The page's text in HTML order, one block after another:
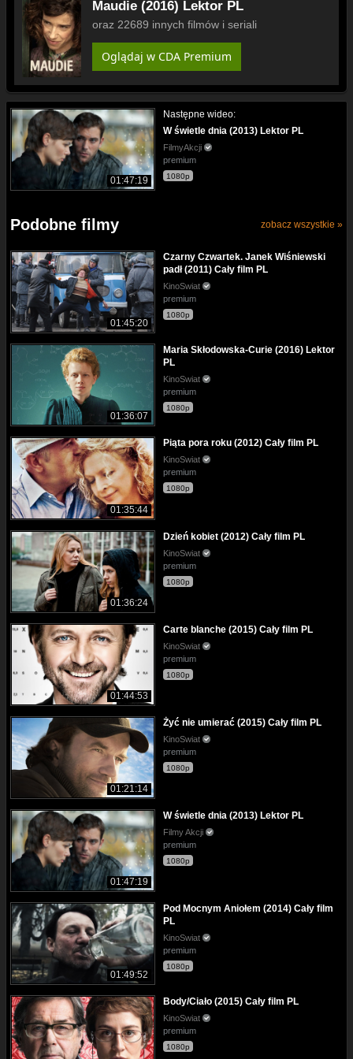
Maudie (2016) Lektor PL
oraz 22689 innych filmów i seriali
Oglądaj w CDA Premium
01:47:19
Następne wideo:
W świetle dnia (2013) Lektor PL
FilmyAkcji
premium
1080p
Podobne filmy zobacz wszystkie »
01:45:20
Czarny Czwartek. Janek Wiśniewski
padł (2011) Cały film PL
KinoSwiat
premium
1080p
01:36:07
Maria Skłodowska-Curie (2016) Lektor
PL
KinoSwiat
premium
1080p
01:35:44
Piąta pora roku (2012) Cały film PL
KinoSwiat
premium
1080p
01:36:24
Dzień kobiet (2012) Cały film PL
KinoSwiat
premium
1080p
01:44:53
Carte blanche (2015) Cały film PL
KinoSwiat
premium
1080p
01:21:14
Żyć nie umierać (2015) Cały film PL
KinoSwiat
premium
1080p
01:47:19
W świetle dnia (2013) Lektor PL
Filmy Akcji
premium
1080p
01:49:52
Pod Mocnym Aniołem (2014) Cały film
PL
KinoSwiat
premium
1080p
Body/Ciało (2015) Cały film PL
KinoSwiat
premium
1080p